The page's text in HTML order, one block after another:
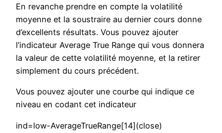
En revanche prendre en compte la volatilité
moyenne et la soustraire au dernier cours donne
d’excellents résultats. Vous pouvez ajouter
l’indicateur Average True Range qui vous donnera
la valeur de cette volatilité moyenne, et la retirer
simplement du cours précédent.
Vous pouvez ajouter une courbe qui indique ce
niveau en codant cet indicateur
ind=low-AverageTrueRange[14](close)